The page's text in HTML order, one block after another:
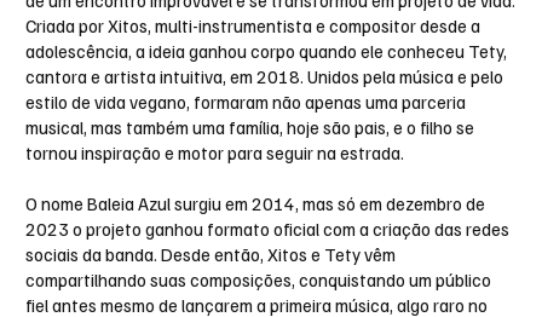
Criada por Xitos, multi-instrumentista e compositor desde a
adolescência, a ideia ganhou corpo quando ele conheceu Tety,
cantora e artista intuitiva, em 2018. Unidos pela música e pelo
estilo de vida vegano, formaram não apenas uma parceria
musical, mas também uma família, hoje são pais, e o filho se
tornou inspiração e motor para seguir na estrada.
O nome Baleia Azul surgiu em 2014, mas só em dezembro de
2023 o projeto ganhou formato oficial com a criação das redes
sociais da banda. Desde então, Xitos e Tety vêm
compartilhando suas composições, conquistando um público
fiel antes mesmo de lançarem a primeira música, algo raro no